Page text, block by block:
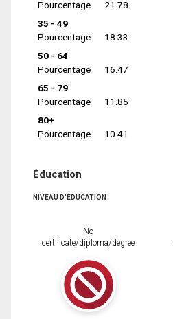
Pourcentage
21.78
35 - 49
Pourcentage
18.33
50 - 64
Pourcentage
16.47
65 - 79
Pourcentage
11.85
80+
Pourcentage
10.41
Éducation
NIVEAU D'ÉDUCATION
No
certificate/diploma/degree